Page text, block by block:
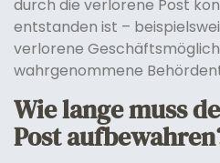
durch die verlorene Post
entstanden ist –
verlorene
wahrgenommene
Wie lange muss
Post